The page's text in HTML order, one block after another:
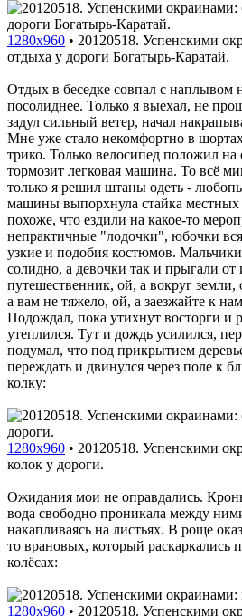
1280x960 • 20120518. Успенскими
отдыха у дороги Богатырь-Каратай.
Отдых в беседке совпал с наплывом
посолиднее. Только я выехал, не
задул сильный ветер, начал
Мне уже стало некомфортно в
трико. Только велосипед положил на
тормозит легковая машина. То всё
только я решил штаны одеть -
машины выпорхнула стайка
похоже, что ездили на какое-то
непрактичные "лодочки", юбочки
узкие и подобия костюмов. Мальчики
солидно, а девочки так и прыгали от
путешественник, ой, а вокруг земли,
а вам не тяжело, ой, а заезжайте к
Подождал, пока утихнут восторги и
утеплился. Тут и дождь усилился,
подумал, что под прикрытием
переждать и двинулся через поле к
колку:
1280x960 • 20120518. Успенскими
колок у дороги.
Ожидания мои не оправдались.
вода свободно проникала между
накапливаясь на листьях. В роще
то врановых, который раскаркались
колёсах:
1280x960 • 20120518. Успенскими